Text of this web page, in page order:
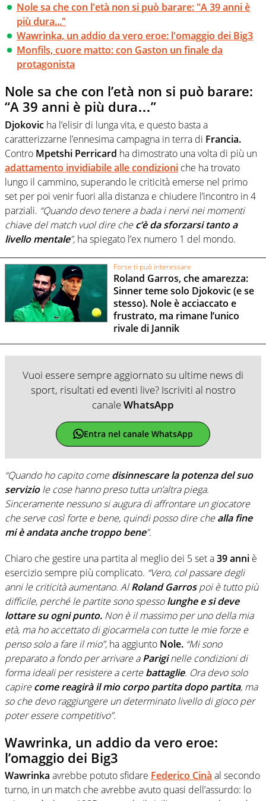
Nole sa che con l'età non si può barare: "A 39 anni è
più dura..."
Wawrinka, un addio da vero eroe: l'omaggio dei Big3
Monfils, cuore matto: con Gaston un finale da
protagonista
Nole sa che con l’età non si può barare:
“A 39 anni è più dura…”
Djokovic ha l’elisir di lunga vita, e questo basta a
caratterizzarne l’ennesima campagna in terra di Francia.
Contro Mpetshi Perricard ha dimostrato una volta di più un
adattamento invidiabile alle condizioni che ha trovato
lungo il cammino, superando le criticità emerse nel primo
set per poi venir fuori alla distanza e chiudere l’incontro in 4
parziali. “Quando devo tenere a bada i nervi nei momenti
chiave del match vuol dire chec’è da sforzarsi tanto a
livello mentale”, ha spiegato l’ex numero 1 del mondo.
Forse ti può interessare
Roland Garros, che amarezza:
Sinner teme solo Djokovic (e se
stesso). Nole è acciaccato e
frustrato, ma rimane l’unico
rivale di Jannik
Vuoi essere sempre aggiornato su ultime news di
sport, risultati ed eventi live? Iscriviti al nostro
canaleWhatsApp
Entra nel canale WhatsApp
“Quando ho capito comedisinnescare la potenza del suo
serviziole cose hanno preso tutta un’altra piega.
Sinceramente nessuno si augura di affrontare un giocatore
che serve così forte e bene, quindi posso dire chealla fine
mi è andata anche troppo bene”.
Chiaro che gestire una partita al meglio dei 5 set a39 anni è
esercizio sempre più complicato. “Vero, col passare degli
anni le criticità aumentano. AlRoland Garrospoi è tutto più
difficile, perché le partite sono spessolunghe e si deve
lottare su ogni punto. Non è il massimo per uno della mia
età, ma ho accettato di giocarmela con tutte le mie forze e
penso solo a fare il mio”, ha aggiunto Nole. “Mi sono
preparato a fondo per arrivare aPariginelle condizioni di
forma ideali per resistere a certebattaglie. Ora devo solo
capirecome reagirà il mio corpo partita dopo partita, ma
so che devo raggiungere un determinato livello di gioco per
poter essere competitivo”.
Wawrinka, un addio da vero eroe:
l’omaggio dei Big3
Wawrinka avrebbe potuto sfidare Federico Cinà al secondo
turno, in un match che avrebbe avuto quasi dell’assurdo: lo